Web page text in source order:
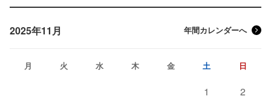
2025年11月 年間カレンダーへ
月 火 水 木 金 土 日
1
2